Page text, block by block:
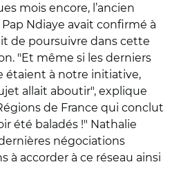
mois encore, l’ancien
Ndiaye avait confirmé à
de poursuivre dans cette
"Et même si les derniers
étaient à notre initiative,
allait aboutir", explique
de France qui conclut
été baladés !" Nathalie
négociations
à accorder à ce réseau ainsi